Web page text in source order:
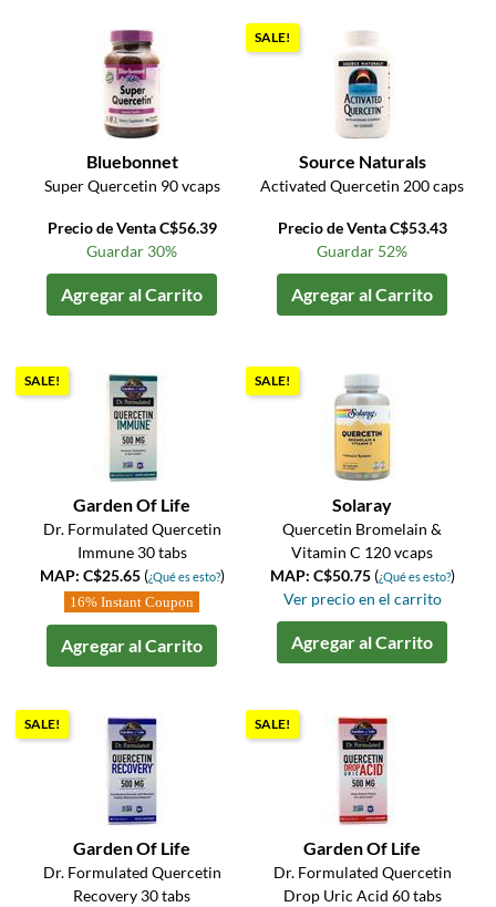
Bluebonnet
Super Quercetin 90 vcaps
Precio de Venta C$56.39
Guardar 30%
Agregar al Carrito
SALE!
Source Naturals
Activated Quercetin 200 caps
Precio de Venta C$53.43
Guardar 52%
Agregar al Carrito
SALE!
Garden Of Life
Dr. Formulated Quercetin
Immune 30 tabs
MAP: C$25.65 (¿Qué es esto?)
16% Instant Coupon
Agregar al Carrito
SALE!
Solaray
Quercetin Bromelain &
Vitamin C 120 vcaps
MAP: C$50.75 (¿Qué es esto?)
Ver precio en el carrito
Agregar al Carrito
SALE!
Garden Of Life
Dr. Formulated Quercetin
Recovery 30 tabs
SALE!
Garden Of Life
Dr. Formulated Quercetin
Drop Uric Acid 60 tabs